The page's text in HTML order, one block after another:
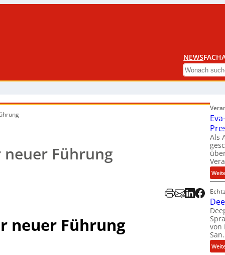
NEWS
Search
Führung
neuer Führung
Als
von